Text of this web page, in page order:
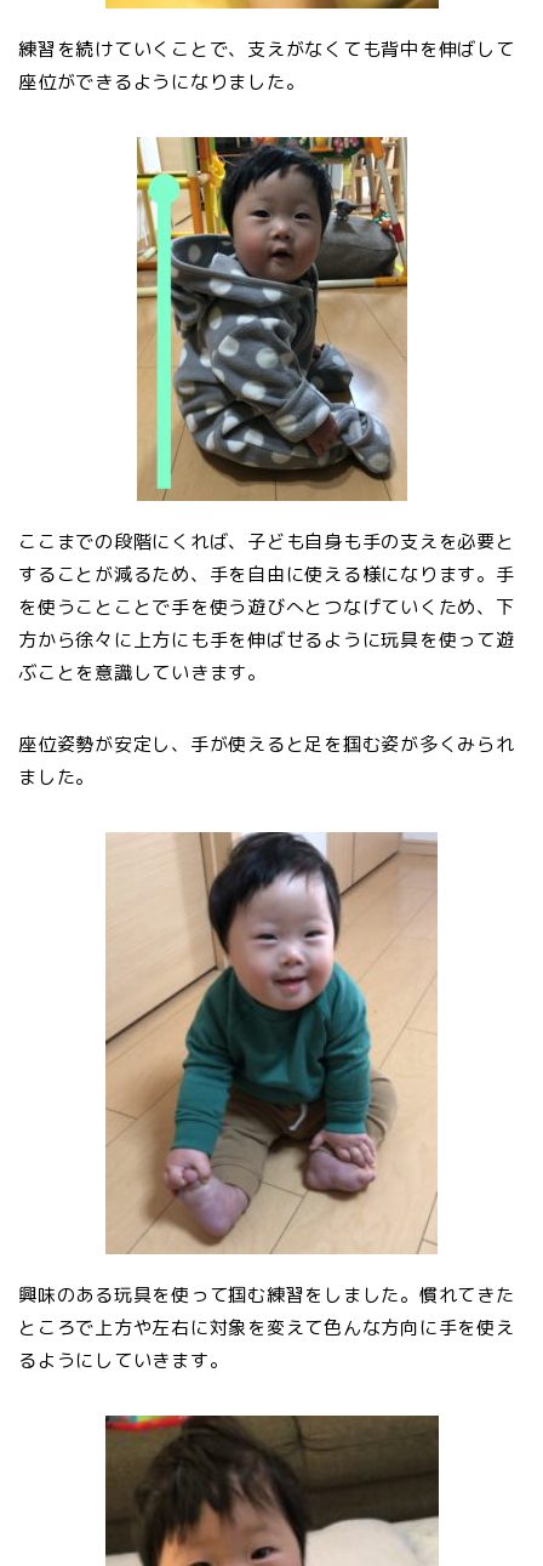
練習を続けていくことで、支えがなくても背中を伸ばして
座位ができるようになりました。
ここまでの段階にくれば、子ども自身も手の支えを必要と
することが減るため、手を自由に使える様になります。手
を使うことことで手を使う遊びへとつなげていくため、下
方から徐々に上方にも手を伸ばせるように玩具を使って遊
ぶことを意識していきます。
座位姿勢が安定し、手が使えると足を掴む姿が多くみられ
ました。
興味のある玩具を使って掴む練習をしました。慣れてきた
ところで上方や左右に対象を変えて色んな方向に手を使え
るようにしていきます。